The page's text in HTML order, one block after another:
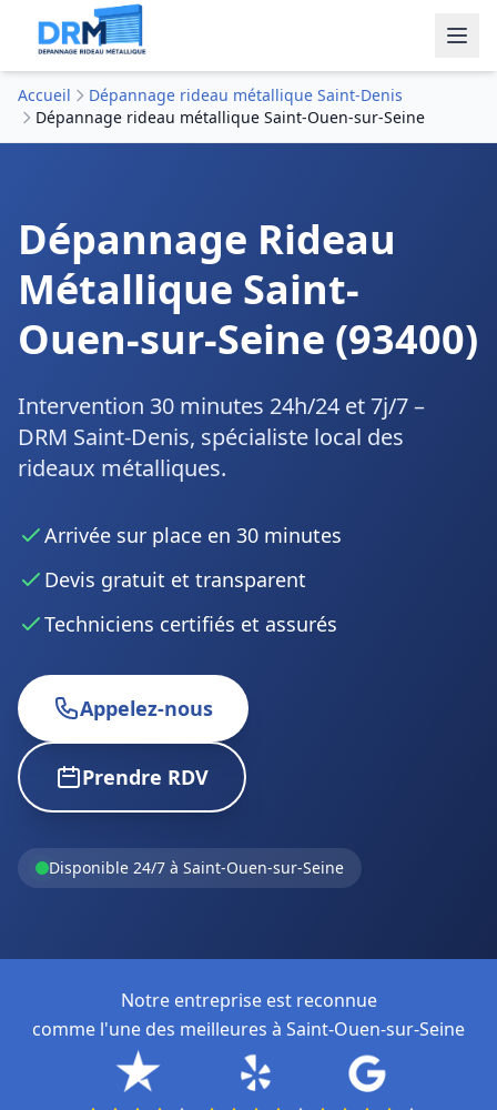
Accueil
Dépannage rideau métallique Saint-Denis
Dépannage rideau métallique Saint-Ouen-sur-Seine
Dépannage Rideau
Métallique Saint-
Ouen-sur-Seine (93400)
Intervention 30 minutes 24h/24 et 7j/7 –
DRM Saint-Denis, spécialiste local des
rideaux métalliques.
Arrivée sur place en 30 minutes
Devis gratuit et transparent
Techniciens certifiés et assurés
Appelez-nous
Prendre RDV
Disponible 24/7 à Saint-Ouen-sur-Seine
Notre entreprise est reconnue
comme l'une des meilleures à Saint-Ouen-sur-Seine